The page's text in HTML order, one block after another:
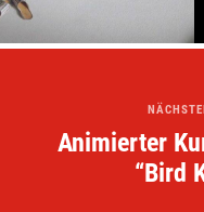
Animierter
“Bird